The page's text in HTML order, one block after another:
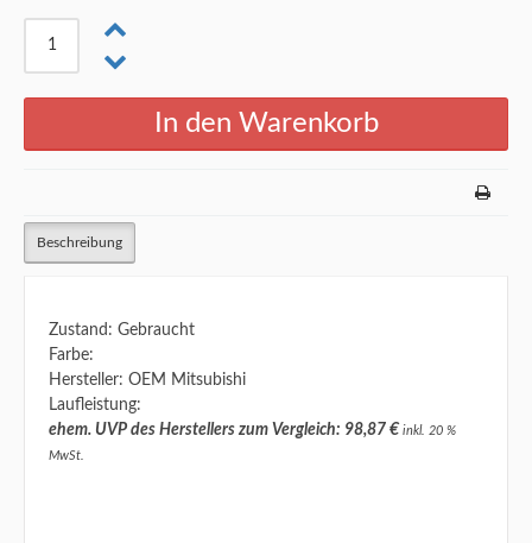
Beschreibung
Zustand: Gebraucht
Farbe:
Hersteller: OEM Mitsubishi
Laufleistung:
ehem. UVP des Herstellers zum Vergleich: 98,87 € inkl. 20 %
MwSt.